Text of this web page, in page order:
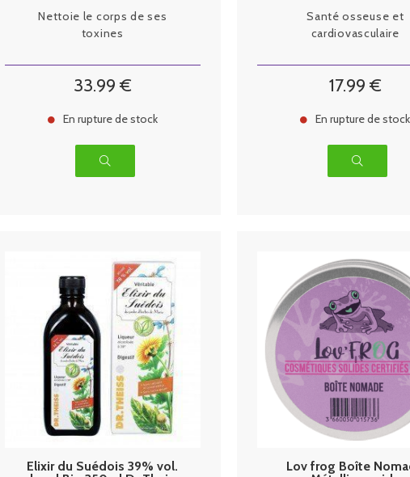
Nettoie le corps de ses
toxines
33.99 €
En rupture de stock
Santé osseuse et
cardiovasculaire
17.99 €
En rupture de stock
Elixir du Suédois 39% vol.
Lov frog Boîte